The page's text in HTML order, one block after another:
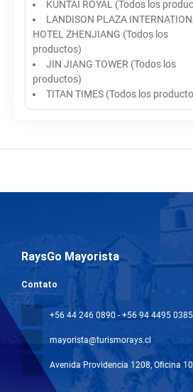
KUNTAI ROYAL (Todos los
LANDISON PLAZA
HOTEL ZHENJIANG (Todos los
productos)
JIN JIANG TOWER (Todos los
productos)
TITAN TIMES (Todos los
RaysGo Mayorista
Contato
+56 44 246 0890 - +56 94 4495 0385
mayorista@turismorays.cl
Avenida Providencia 1208, Oficina